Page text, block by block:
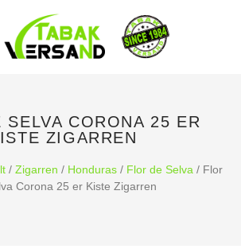
SELVA CORONA 25 ER
ZIGARREN
/ Zigarren / Honduras/ Flor de Selva / Flor
Corona 25 er Kiste Zigarren